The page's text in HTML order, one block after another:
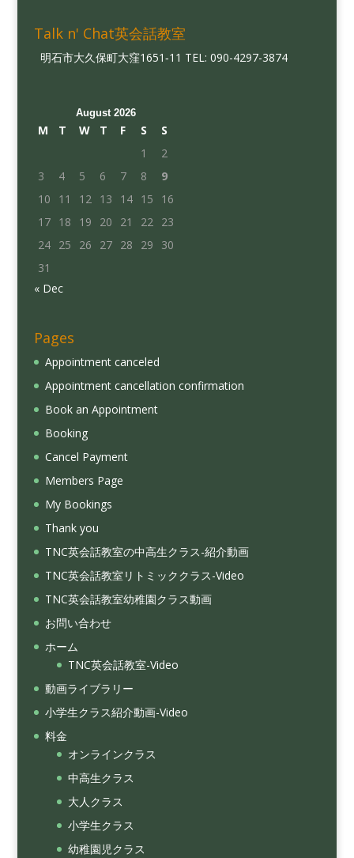
Talk n' Chat英会話教室
明石市大久保町大窪1651‐11 TEL: 090-4297-3874
August 2026
M T W T F S
S
1
2
3
4 5 6 7 8
9
10
11 12 13 14 15
16
17
18 19 20 21 22
23
24
25 26 27 28 29
30
31
« Dec
Pages
Appointment canceled
Appointment cancellation confirmation
Book an Appointment
Booking
Cancel Payment
Members Page
My Bookings
Thank you
TNC英会話教室の中高生クラス-紹介動画
TNC英会話教室リトミッククラス-Video
TNC英会話教室幼稚園クラス動画
お問い合わせ
ホーム
TNC英会話教室-Video
動画ライブラリー
小学生クラス紹介動画-Video
料金
オンラインクラス
中高生クラス
大人クラス
小学生クラス
幼稚園児クラス